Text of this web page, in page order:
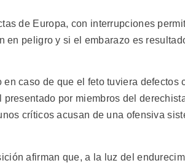
de Europa, con interrupciones
en peligro y si el embarazo es
caso de que el feto tuviera defectos
por miembros del
críticos acusan de una ofensiva
afirman que, a la luz del